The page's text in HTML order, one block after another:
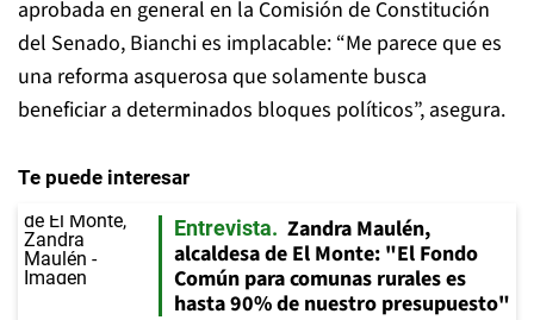
aprobada en general en la Comisión de Constitución
del Senado, Bianchi es implacable: “Me parece que es
una reforma asquerosa que solamente busca
beneficiar a determinados bloques políticos”, asegura.
Te puede interesar
Entrevista
Zandra Maulén,
alcaldesa de El Monte: "El Fondo
Común para comunas rurales es
hasta 90% de nuestro presupuesto"